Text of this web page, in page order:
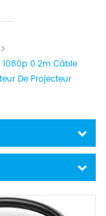
1080p 0.2m Câble
De Projecteur